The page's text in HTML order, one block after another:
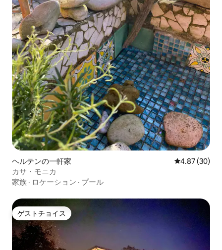
ヘルテンの一軒家 レビュー30
4.87 (30)
カサ・モニカ
家族 · ロケーション · プール
ゲストチョイス
ゲストチョイス